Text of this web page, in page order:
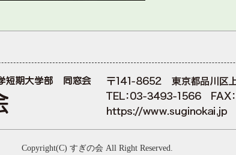
Copyright(C) すぎの会 All Right Reserved.